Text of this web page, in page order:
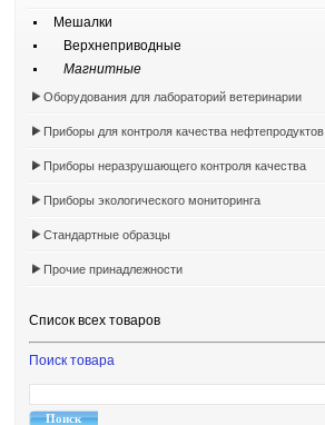
Мешалки
Верхнеприводные
Магнитные
Оборудования для лабораторий ветеринарии
Приборы для контроля качества нефтепродуктов
Приборы неразрушающего контроля качества
Приборы экологического мониторинга
Стандартные образцы
Прочие принадлежности
Список всех товаров
Поиск товара